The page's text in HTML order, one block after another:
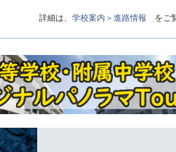
詳細は、学校案内＞進路情報 をご